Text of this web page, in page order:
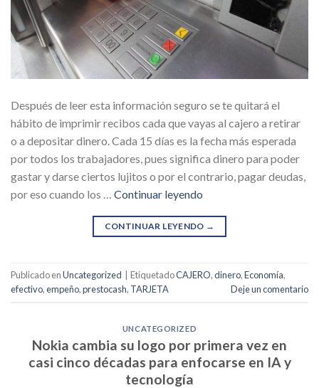
Después de leer esta información seguro se te quitará el
hábito de imprimir recibos cada que vayas al cajero a retirar
o a depositar dinero. Cada 15 días es la fecha más esperada
por todos los trabajadores, pues significa dinero para poder
gastar y darse ciertos lujitos o por el contrario, pagar deudas,
por eso cuando los … Continuar leyendo
CONTINUAR LEYENDO →
Publicado enUncategorized EtiquetadoCAJERO,dinero,Economía,
efectivo,empeño,prestocash, TARJETA Deje un comentario
UNCATEGORIZED
Nokia cambia su logo por primera vez en
casi cinco décadas para enfocarse en IA y
tecnología